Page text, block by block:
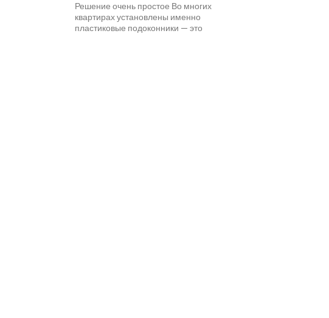
Решение очень простое Во многих
квартирах установлены именно
пластиковые подоконники — это